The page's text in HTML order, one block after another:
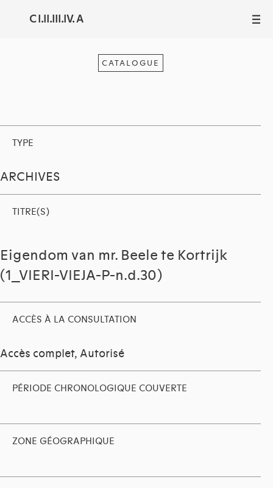
C I.II.III.IV. A III
CATALOGUE
TYPE
ARCHIVES
TITRE(S)
Eigendom van mr. Beele te Kortrijk
(1_VIERI-VIEJA-P-n.d.30)
ACCÈS À LA CONSULTATION
Accès complet, Autorisé
PÉRIODE CHRONOLOGIQUE COUVERTE
ZONE GÉOGRAPHIQUE